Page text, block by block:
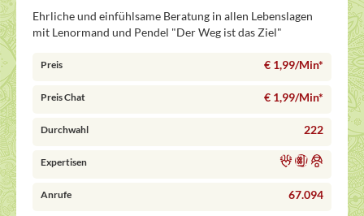
Ehrliche und einfühlsame Beratung in allen Lebenslagen
mit Lenormand und Pendel "Der Weg ist das Ziel"
Preis € 1,99/Min*
Preis Chat € 1,99/Min*
Durchwahl 222
Expertisen
Anrufe 67.094